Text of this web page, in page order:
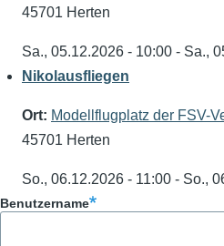
45701 Herten
Sa., 05.12.2026 - 10:00 - Sa.,
Nikolausfliegen
Ort: Modellflugplatz der FSV-
45701 Herten
So., 06.12.2026 - 11:00 - So.,
Benutzername